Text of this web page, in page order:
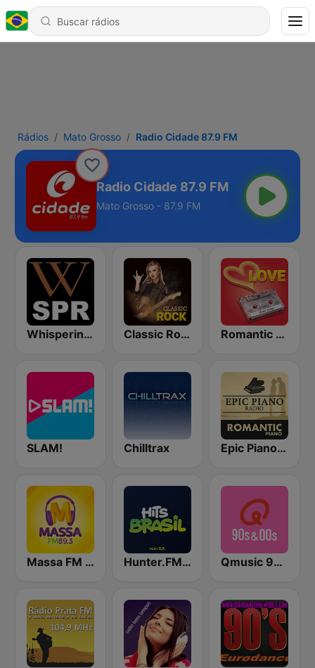
Rádios Mato Grosso Radio Cidade 87.9 FM
Radio Cidade 87.9 FM
Mato Grosso - 87.9 FM
Whisperings: Solo Piano Radio Classic Rock Station Romantic Vibes
SLAM! Chilltrax Epic Piano - ROMANTIC PIANO
Massa FM 89.3 Hunter.FM - Hits Brasil Qmusic 90's & 00's